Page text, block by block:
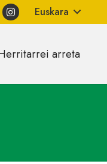
Euskara
arreta